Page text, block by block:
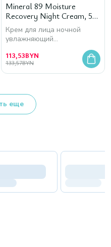
Mineral 89 Moisture
Recovery Night Cream, 50
мл
Крем для лица ночной
увлажняющий
113,53BYN
133,57BYN
еще